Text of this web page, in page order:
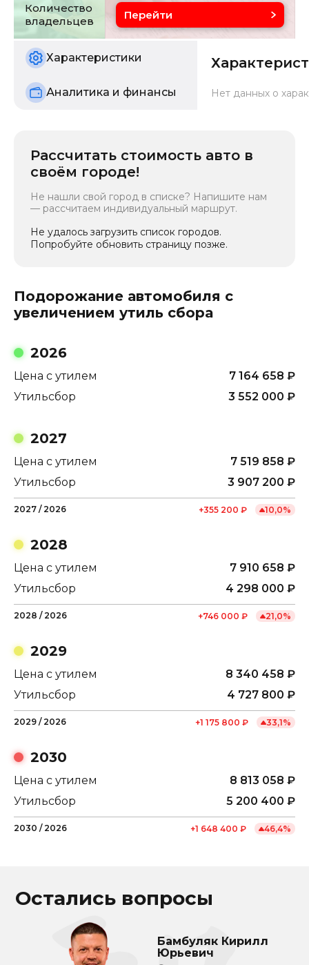
Состояние
б/у
Количество
владельцев
Перейти
Характеристики
Аналитика и финансы Нет данных о
Рассчитать стоимость авто в
своём городе!
Не нашли свой город в списке? Напишите нам
— рассчитаем индивидуальный маршрут.
Не удалось загрузить список городов.
Попробуйте обновить страницу позже.
Подорожание автомобиля с
увеличением утиль сбора
2026
Цена с утилем 7 164 658 ₽
Утильсбор
3 552 000 ₽
2027
Цена с утилем 7 519 858 ₽
Утильсбор
3 907 200 ₽
2027 / 2026 +355 200 ₽ 10,0%
2028
Цена с утилем 7 910 658 ₽
Утильсбор
4 298 000 ₽
2028 / 2026 +746 000 ₽ 21,0%
2029
Цена с утилем 8 340 458 ₽
Утильсбор
4 727 800 ₽
2029 / 2026 +1 175 800 ₽ 33,1%
2030
Цена с утилем 8 813 058 ₽
Утильсбор
5 200 400 ₽
2030 / 2026 +1 648 400 ₽ 46,4%
Остались вопросы
Бамбуляк Кирилл
Юрьевич